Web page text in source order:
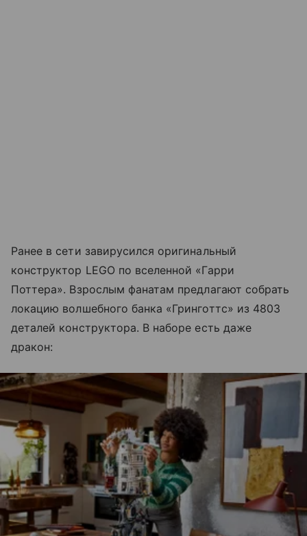
Ранее в сети завирусился оригинальный
конструктор LEGO по вселенной «Гарри
Поттера». Взрослым фанатам предлагают собрать
локацию волшебного банка «Гринготтс» из 4803
деталей конструктора. В наборе есть даже
дракон: